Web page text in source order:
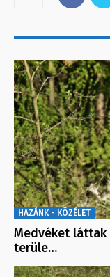
HAZÁNK - KÖZÉLET
Medvéket láttak
terüle…